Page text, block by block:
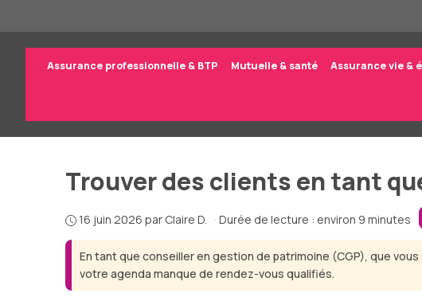
au
Assurance professionnelle & BTP Mutuelle & santé Assurance vie &
Trouver des clients en tant
16 juin 2026 par Claire D. · Durée de lecture : environ 9 minutes
En tant que conseiller en gestion de patrimoine (CGP), que
votre agenda manque de rendez-vous qualifiés.